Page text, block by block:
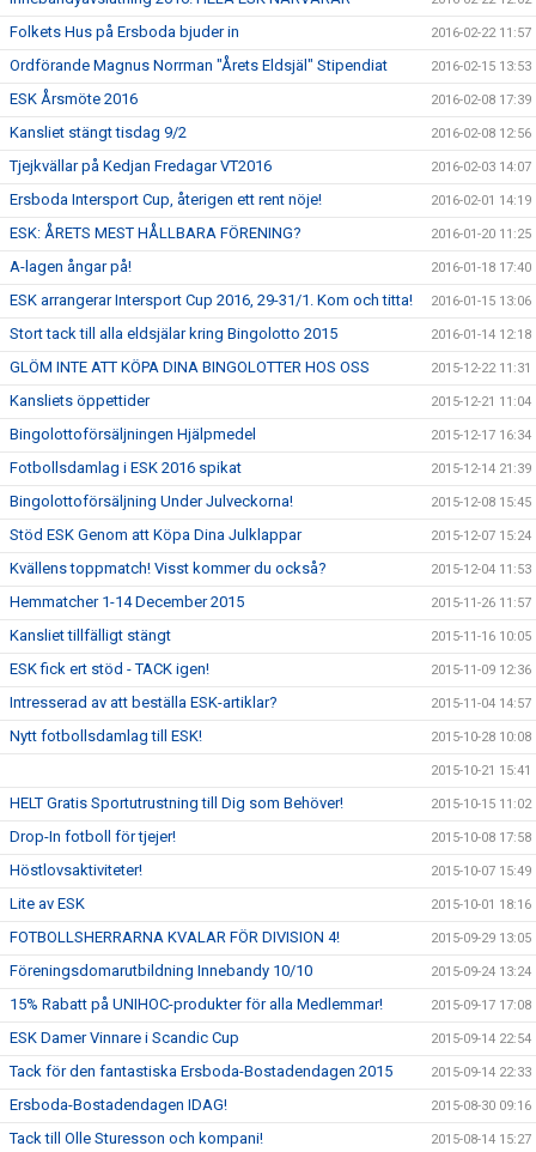
Folkets Hus på Ersboda bjuder in 2016-02-22 11:57
Ordförande Magnus Norrman "Årets Eldsjäl" Stipendiat 2016-02-15 13:53
ESK Årsmöte 2016 2016-02-08 17:39
Kansliet stängt tisdag 9/2 2016-02-08 12:56
Tjejkvällar på Kedjan Fredagar VT2016 2016-02-03 14:07
Ersboda Intersport Cup, återigen ett rent nöje! 2016-02-01 14:19
ESK: ÅRETS MEST HÅLLBARA FÖRENING? 2016-01-20 11:25
A-lagen ångar på! 2016-01-18 17:40
ESK arrangerar Intersport Cup 2016, 29-31/1. Kom och titta! 2016-01-15 13:06
Stort tack till alla eldsjälar kring Bingolotto 2015 2016-01-14 12:18
GLÖM INTE ATT KÖPA DINA BINGOLOTTER HOS OSS 2015-12-22 11:31
Kansliets öppettider 2015-12-21 11:04
Bingolottoförsäljningen Hjälpmedel 2015-12-17 16:34
Fotbollsdamlag i ESK 2016 spikat 2015-12-14 21:39
Bingolottoförsäljning Under Julveckorna! 2015-12-08 15:45
Stöd ESK Genom att Köpa Dina Julklappar 2015-12-07 15:24
Kvällens toppmatch! Visst kommer du också? 2015-12-04 11:53
Hemmatcher 1-14 December 2015 2015-11-26 11:57
Kansliet tillfälligt stängt 2015-11-16 10:05
ESK fick ert stöd - TACK igen! 2015-11-09 12:36
Intresserad av att beställa ESK-artiklar? 2015-11-04 14:57
Nytt fotbollsdamlag till ESK! 2015-10-28 10:08
2015-10-21 15:41
HELT Gratis Sportutrustning till Dig som Behöver! 2015-10-15 11:02
Drop-In fotboll för tjejer! 2015-10-08 17:58
Höstlovsaktiviteter! 2015-10-07 15:49
Lite av ESK 2015-10-01 18:16
FOTBOLLSHERRARNA KVALAR FÖR DIVISION 4! 2015-09-29 13:05
Föreningsdomarutbildning Innebandy 10/10 2015-09-24 13:24
15% Rabatt på UNIHOC-produkter för alla Medlemmar! 2015-09-17 17:08
ESK Damer Vinnare i Scandic Cup 2015-09-14 22:54
Tack för den fantastiska Ersboda-Bostadendagen 2015 2015-09-14 22:33
Ersboda-Bostadendagen IDAG! 2015-08-30 09:16
Tack till Olle Sturesson och kompani! 2015-08-14 15:27